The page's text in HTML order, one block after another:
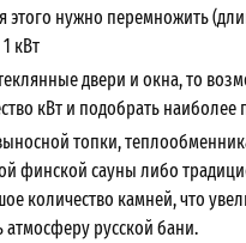
нужно перемножить
кВт
двери и окна, то
кВт и подобрать
топки,
финской сауны либо
количество камней, что
русской бани.